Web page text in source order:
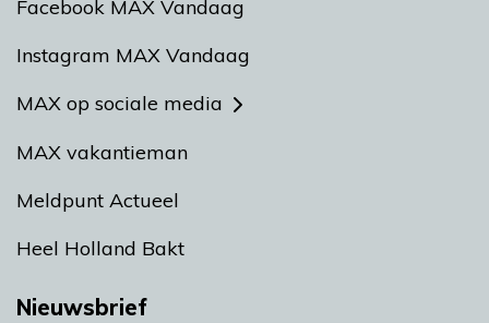
Facebook MAX Vandaag
Instagram MAX Vandaag
MAX op sociale media
MAX vakantieman
Meldpunt Actueel
Heel Holland Bakt
Nieuwsbrief